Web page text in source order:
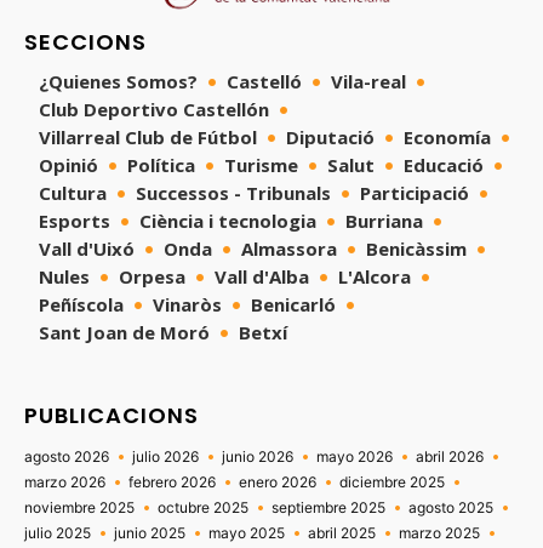
SECCIONS
¿Quienes Somos? Castelló
Vila-real
Club Deportivo Castellón
Villarreal Club de Fútbol
Diputació
Economía
Opinió
Política Turisme Salut
Educació
Cultura
Successos - Tribunals
Participació
Esports
Ciència i tecnologia
Burriana
Vall d'Uixó
Onda Almassora
Benicàssim
Nules
Orpesa Vall d'Alba
L'Alcora
Peñíscola
Vinaròs
Benicarló
Sant Joan de Moró
Betxí
PUBLICACIONS
agosto 2026 julio 2026 junio 2026 mayo 2026
abril 2026
marzo 2026
febrero 2026 enero 2026
diciembre 2025
noviembre 2025
octubre 2025 septiembre 2025
agosto 2025
julio 2025
junio 2025 mayo 2025 abril 2025
marzo 2025